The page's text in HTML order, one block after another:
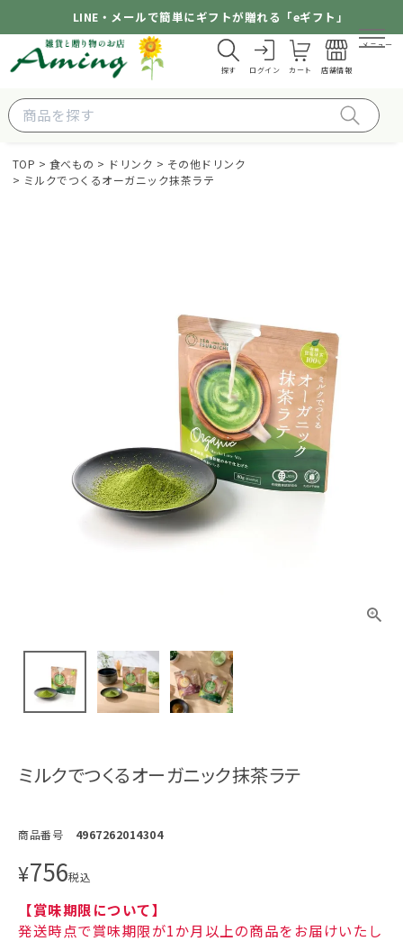
LINE・メールで簡単にギフトが贈れる「eギフト」
探す ログイン カート 店舗情報
メニュー
TOP 食べもの ドリンク
その他ドリンク
ミルクでつくるオーガニック抹茶ラテ
ミルクでつくるオーガニック抹茶ラテ
商品番号 4967262014304
¥756税込
【賞味期限について】
発送時点で賞味期限が1か月以上の商品をお届けいたし